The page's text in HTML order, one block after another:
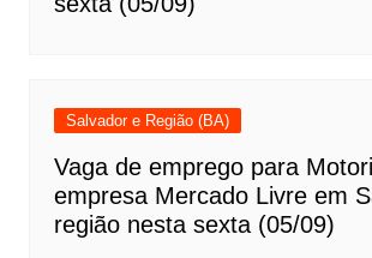
Salvador e Região (BA)
Vaga de emprego para
empresa Mercado Livre em
região nesta sexta (05/09)